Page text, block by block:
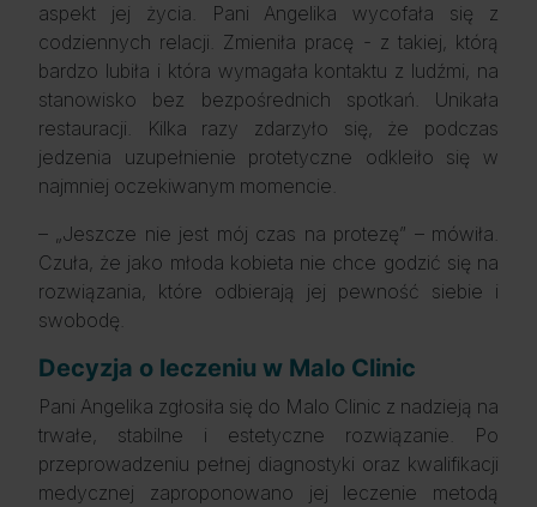
aspekt jej życia. Pani Angelika wycofała się z
codziennych relacji. Zmieniła pracę - z takiej, którą
bardzo lubiła i która wymagała kontaktu z ludźmi, na
stanowisko bez bezpośrednich spotkań. Unikała
restauracji. Kilka razy zdarzyło się, że podczas
jedzenia uzupełnienie protetyczne odkleiło się w
najmniej oczekiwanym momencie.
– „Jeszcze nie jest mój czas na protezę” – mówiła.
Czuła, że jako młoda kobieta nie chce godzić się na
rozwiązania, które odbierają jej pewność siebie i
swobodę.
Decyzja o leczeniu w Malo Clinic
Pani Angelika zgłosiła się do Malo Clinic z nadzieją na
trwałe, stabilne i estetyczne rozwiązanie. Po
przeprowadzeniu pełnej diagnostyki oraz kwalifikacji
medycznej zaproponowano jej leczenie metodą